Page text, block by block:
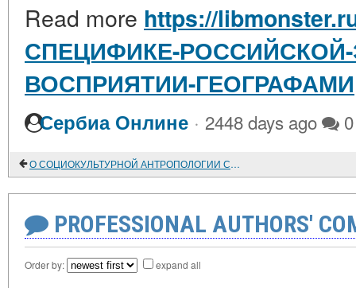
Read more https://
СПЕЦИФИКЕ-
ВОСПРИЯТИИ-ГЕОГРАФАМИ
Сербиа Онлине · 2448 days ago 0
О СОЦИОКУЛЬТУРНОЙ АНТРОПОЛОГИИ США, ЕЕ ПРОБЛЕМАХ И ПЕРСПЕКТИВАХ
PROFESSIONAL AUTHORS'
Order by: expand all